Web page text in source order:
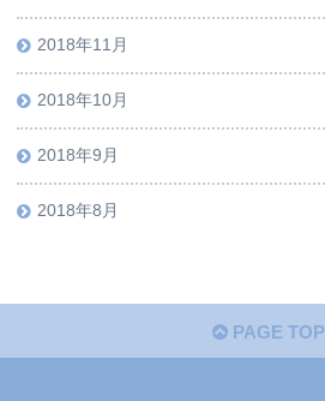
2018年11月
2018年10月
2018年9月
2018年8月
PAGE TOP